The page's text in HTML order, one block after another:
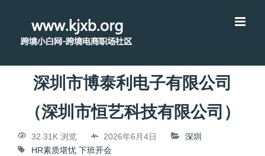
深圳市博泰利电子有限公司
（深圳市恒艺科技有限公司）
32.31K 浏览 2026年6月4日
深圳
HR素质堪忧 下班开会